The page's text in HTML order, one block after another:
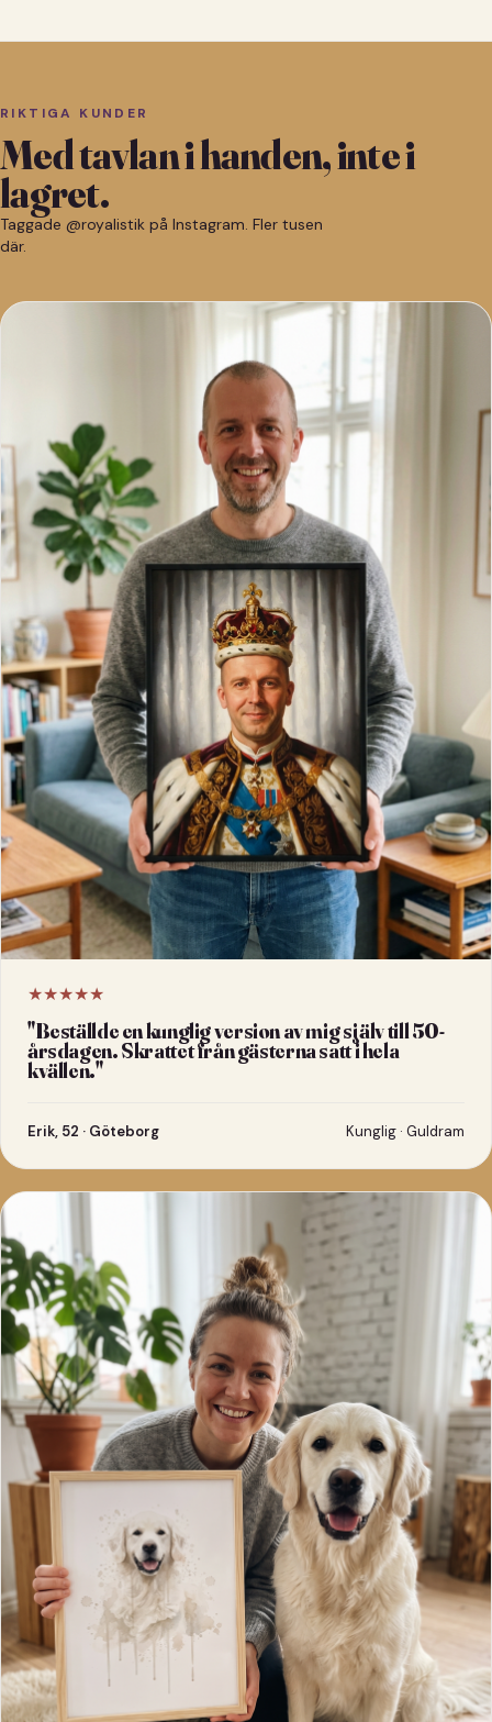
RIKTIGA KUNDER
Med tavlan i handen, inte i
lagret.
Taggade @royalistik på Instagram. Fler tusen
där.
★★★★★
"Beställde en kunglig version av mig själv till 50-
årsdagen. Skrattet från gästerna satt i hela
kvällen."
Erik, 52 · Göteborg Kunglig · Guldram